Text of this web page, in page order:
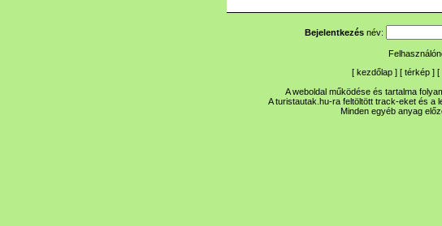
Bejelentkezés név:
[ kezdőlap ] [ térkép ] [
A weboldal működése és tartalma
A turistautak.hu-ra feltöltött track-eket és a
Minden egyéb anyag